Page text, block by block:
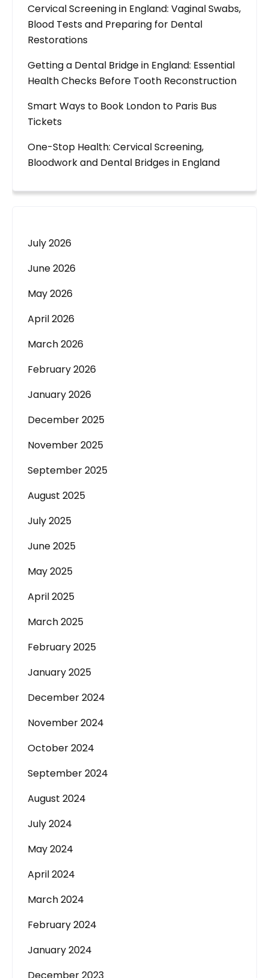
Cervical Screening in England: Vaginal Swabs,
Blood Tests and Preparing for Dental
Restorations
Getting a Dental Bridge in England: Essential
Health Checks Before Tooth Reconstruction
Smart Ways to Book London to Paris Bus
Tickets
One-Stop Health: Cervical Screening,
Bloodwork and Dental Bridges in England
July 2026
June 2026
May 2026
April 2026
March 2026
February 2026
January 2026
December 2025
November 2025
September 2025
August 2025
July 2025
June 2025
May 2025
April 2025
March 2025
February 2025
January 2025
December 2024
November 2024
October 2024
September 2024
August 2024
July 2024
May 2024
April 2024
March 2024
February 2024
January 2024